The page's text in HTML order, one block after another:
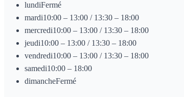
lundiFermé
mardi10:00 – 13:00 / 13:30 – 18:00
mercredi10:00 – 13:00 / 13:30 – 18:00
jeudi10:00 – 13:00 / 13:30 – 18:00
vendredi10:00 – 13:00 / 13:30 – 18:00
samedi10:00 – 18:00
dimancheFermé